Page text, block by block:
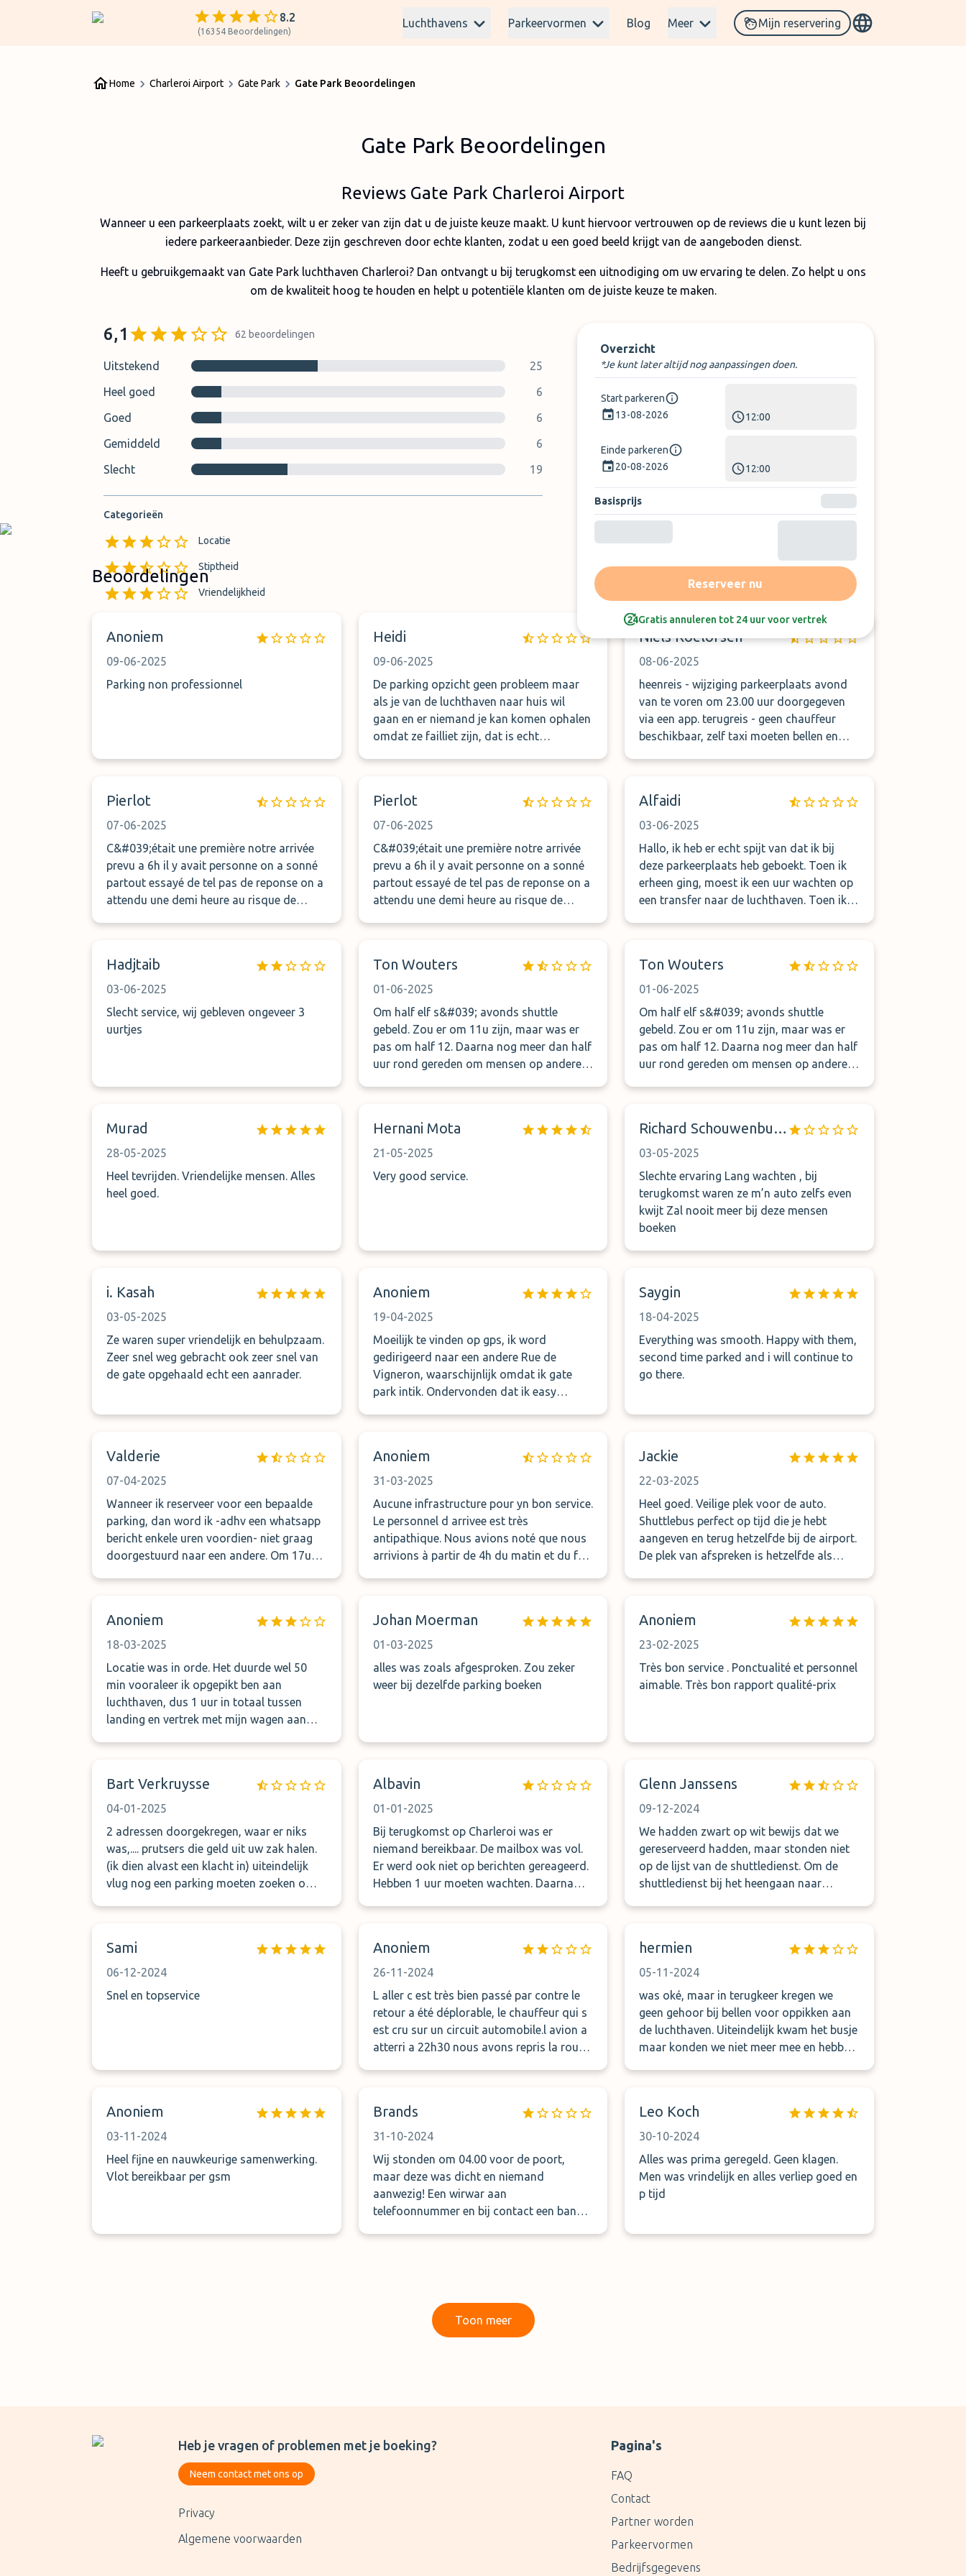
8.2
(16354 Beoordelingen)
Luchthavens Parkeervormen Blog Meer Mijn reservering
Home Charleroi Airport Gate Park Gate Park Beoordelingen
Gate Park Beoordelingen
Reviews Gate Park Charleroi Airport
Wanneer u een parkeerplaats zoekt, wilt u er zeker van zijn dat u de juiste keuze maakt. U kunt hiervoor vertrouwen op de reviews die u kunt lezen bij
iedere parkeeraanbieder. Deze zijn geschreven door echte klanten, zodat u een goed beeld krijgt van de aangeboden dienst.
Heeft u gebruikgemaakt van Gate Park luchthaven Charleroi? Dan ontvangt u bij terugkomst een uitnodiging om uw ervaring te delen. Zo helpt u ons
om de kwaliteit hoog te houden en helpt u potentiële klanten om de juiste keuze te maken.
6,1 62 beoordelingen
Uitstekend
25
Heel goed
6
Goed
6
Gemiddeld
6
Slecht
19
Categorieën
Locatie
Stiptheid
Vriendelijkheid
Overzicht
*Je kunt later altijd nog aanpassingen doen.
Start parkeren
13-08-2026
12:00
Einde parkeren
20-08-2026
12:00
Basisprijs
Reserveer nu
Gratis annuleren tot 24 uur voor vertrek
Beoordelingen Laatste beoordeling
Anoniem
09-06-2025
Parking non professionnel
Heidi
09-06-2025
De parking opzicht geen probleem maar
als je van de luchthaven naar huis wil
gaan en er niemand je kan komen ophalen
omdat ze failliet zijn, dat is echt
de kosten wel zouden terugkrijgen. Van
een failliet bedrijf, denk het niet. Gelukkig
Niels Roelofsen
08-06-2025
heenreis - wijziging parkeerplaats avond
van te voren om 23.00 uur doorgegeven
via een app. terugreis - geen chauffeur
beschikbaar, zelf taxi moeten bellen en
Pierlot
07-06-2025
C&#039;était une première notre arrivée
prevu a 6h il y avait personne on a sonné
partout essayé de tel pas de reponse on a
attendu une demi heure au risque de
pouvez nous contacter pour la
satisfaction mes pour la prestation aucun
moyen de communication
Pierlot
07-06-2025
C&#039;était une première notre arrivée
prevu a 6h il y avait personne on a sonné
partout essayé de tel pas de reponse on a
attendu une demi heure au risque de
pouvez nous contacter pour la
satisfaction mes pour la prestation aucun
moyen de communication
Alfaidi
03-06-2025
Hallo, ik heb er echt spijt van dat ik bij
deze parkeerplaats heb geboekt. Toen ik
erheen ging, moest ik een uur wachten op
een transfer naar de luchthaven. Toen ik
Het parkeerpersoneel rende weg. Er was
niemand en onze auto&#039;s stonden er
niet veilig bij.
Hadjtaib
03-06-2025
Slecht service, wij gebleven ongeveer 3
uurtjes
Ton Wouters
01-06-2025
Om half elf s&#039; avonds shuttle
gebeld. Zou er om 11u zijn, maar was er
pas om half 12. Daarna nog meer dan half
uur rond gereden om mensen op andere
tocht zat. Kortom een hele slechte
ervaring.
Ton Wouters
01-06-2025
Om half elf s&#039; avonds shuttle
gebeld. Zou er om 11u zijn, maar was er
pas om half 12. Daarna nog meer dan half
uur rond gereden om mensen op andere
tocht zat. Kortom een hele slechte
ervaring.
Murad
28-05-2025
Heel tevrijden. Vriendelijke mensen. Alles
heel goed.
Hernani Mota
21-05-2025
Very good service.
Richard Schouwenburg
03-05-2025
Slechte ervaring Lang wachten , bij
terugkomst waren ze m’n auto zelfs even
kwijt Zal nooit meer bij deze mensen
boeken
i. Kasah
03-05-2025
Ze waren super vriendelijk en behulpzaam.
Zeer snel weg gebracht ook zeer snel van
de gate opgehaald echt een aanrader.
Anoniem
19-04-2025
Moeilijk te vinden op gps, ik word
gedirigeerd naar een andere Rue de
Vigneron, waarschijnlijk omdat ik gate
park intik. Ondervonden dat ik easy
Saygin
18-04-2025
Everything was smooth. Happy with them,
second time parked and i will continue to
go there.
Valderie
07-04-2025
Wanneer ik reserveer voor een bepaalde
parking, dan word ik -adhv een whatsapp
bericht enkele uren voordien- niet graag
doorgestuurd naar een andere. Om 17u05
stonden te wachten op de parking van de
luchthaven. Uiteindelijk bijna 45 min
moeten wachten, vind ik te lang. Moet
zeggen dat onze vlucht 15min vertraging
had. Ander en beter zou ik zeggen
Anoniem
31-03-2025
Aucune infrastructure pour yn bon service.
Le personnel d arrivee est très
antipathique. Nous avions noté que nous
arrivions à partir de 4h du matin et du fait
attendre vu notre retard. ( du coup on
vous stresse et vous avez à peine le temps
de parquer votre voiture) Au retour le
personnel gentil, mais en retard de 30
minutes pour nous et pour d autres de 2h.
pourrions monter dans la camionnette ( à
de l aéroport. Je ne recommande pas du
Jackie
22-03-2025
Heel goed. Veilige plek voor de auto.
Shuttlebus perfect op tijd die je hebt
aangeven en terug hetzelfde bij de airport.
De plek van afspreken is hetzelfde als
Anoniem
18-03-2025
Locatie was in orde. Het duurde wel 50
min vooraleer ik opgepikt ben aan
luchthaven, dus 1 uur in totaal tussen
landing en vertrek met mijn wagen aan
Johan Moerman
01-03-2025
alles was zoals afgesproken. Zou zeker
weer bij dezelfde parking boeken
Anoniem
23-02-2025
Très bon service . Ponctualité et personnel
aimable. Très bon rapport qualité-prix
Bart Verkruysse
04-01-2025
2 adressen doorgekregen, waar er niks
was,.... prutsers die geld uit uw zak halen.
(ik dien alvast een klacht in) uiteindelijk
vlug nog een parking moeten zoeken om
Albavin
01-01-2025
Bij terugkomst op Charleroi was er
niemand bereikbaar. De mailbox was vol.
Er werd ook niet op berichten gereageerd.
Hebben 1 uur moeten wachten. Daarna
Glenn Janssens
09-12-2024
We hadden zwart op wit bewijs dat we
gereserveerd hadden, maar stonden niet
op de lijst van de shuttledienst. Om de
shuttledienst bij het heengaan naar
de koude met een kind van 5. We hadden
dit zelfs expliciet vermeld bij de boeking
dat er een kindje van 5 jaar bij was.
Sami
06-12-2024
Snel en topservice
Anoniem
26-11-2024
L aller c est très bien passé par contre le
retour a été déplorable, le chauffeur qui s
est cru sur un circuit automobile.l avion a
atterri a 22h30 nous avons repris la route
marche arrière sur une route a sens
unique .
hermien
05-11-2024
was oké, maar in terugkeer kregen we
geen gehoor bij bellen voor oppikken aan
de luchthaven. Uiteindelijk kwam het busje
maar konden we niet meer mee en hebben
Anoniem
03-11-2024
Heel fijne en nauwkeurige samenwerking.
Vlot bereikbaar per gsm
Brands
31-10-2024
Wij stonden om 04.00 voor de poort,
maar deze was dicht en niemand
aanwezig! Een wirwar aan
telefoonnummer en bij contact een bandje
Leo Koch
30-10-2024
Alles was prima geregeld. Geen klagen.
Men was vrindelijk en alles verliep goed en
p tijd
Toon meer
Heb je vragen of problemen met je boeking?
Neem contact met ons op
Privacy
Algemene voorwaarden
Pagina's
FAQ
Contact
Partner worden
Parkeervormen
Bedrijfsgegevens